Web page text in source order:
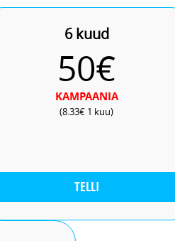
6 kuud
50€
KAMPAANIA
(8.33€ 1 kuu)
TELLI